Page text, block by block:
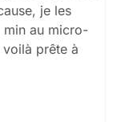
je les
au micro-
prête à